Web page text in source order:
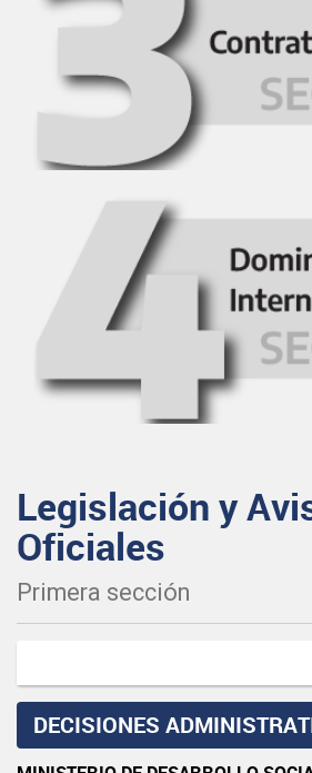
Legislación y
Oficiales
Primera sección
DECISIONES